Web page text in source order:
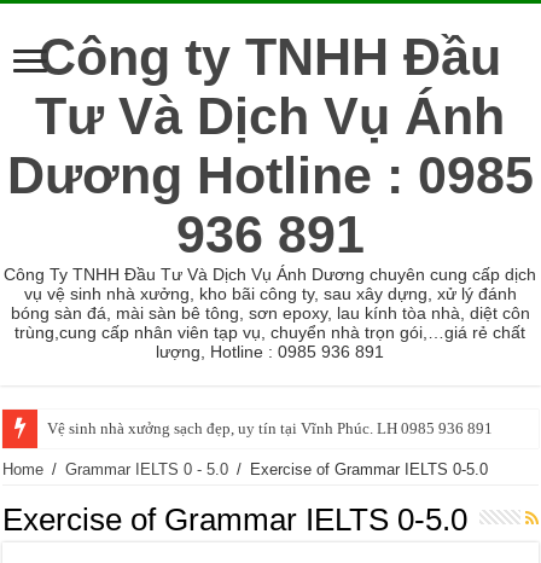
Công ty TNHH Đầu
Tư Và Dịch Vụ Ánh
Dương Hotline : 0985
936 891
Công Ty TNHH Đầu Tư Và Dịch Vụ Ánh Dương chuyên cung cấp dịch
vụ vệ sinh nhà xưởng, kho bãi công ty, sau xây dựng, xử lý đánh
bóng sàn đá, mài sàn bê tông, sơn epoxy, lau kính tòa nhà, diệt côn
trùng,cung cấp nhân viên tạp vụ, chuyển nhà trọn gói,…giá rẻ chất
lượng, Hotline : 0985 936 891
Vệ sinh nhà xưởng sạch đẹp, uy tín tại Vĩnh Phúc. LH 0985 936 891
Home / Grammar IELTS 0 - 5.0 / Exercise of Grammar IELTS 0-5.0
Exercise of Grammar IELTS 0-5.0